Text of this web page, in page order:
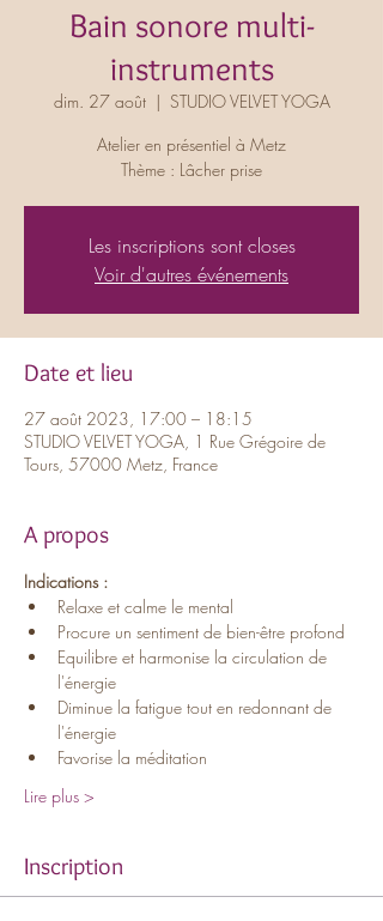
Bain sonore multi-
instruments
dim. 27 août
  |
STUDIO VELVET YOGA
Atelier en présentiel à Metz
Thème : Lâcher prise
Les inscriptions sont closes
Voir d'autres événements
Date et lieu
27 août 2023, 17:00 – 18:15
STUDIO VELVET YOGA, 1 Rue Grégoire de
Tours, 57000 Metz, France
A propos
Indications :
Relaxe et calme le mental
Procure un sentiment de bien-être profond
Equilibre et harmonise la circulation de
l'énergie
Diminue la fatigue tout en redonnant de
l'énergie
Favorise la méditation
Lire plus >
Inscription